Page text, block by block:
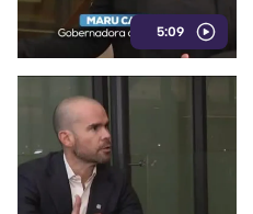
5:09